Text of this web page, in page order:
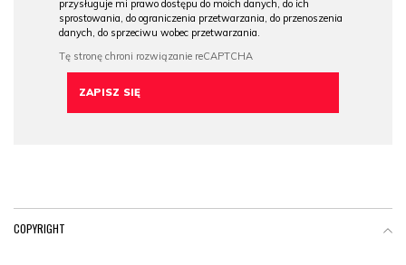
przysługuje mi prawo dostępu do moich danych, do ich
sprostowania, do ograniczenia przetwarzania, do przenoszenia
danych, do sprzeciwu wobec przetwarzania.
COPYRIGHT